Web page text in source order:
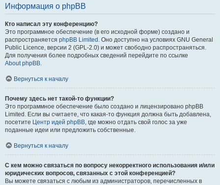
Информация о phpBB
Кто написал эту конференцию?
Это программное обеспечение (в его исходной форме) создано и
распространяется phpBB Limited . Оно доступно на условиях GNU General
Public Licence, версии 2 (GPL-2.0) и может свободно распространяться.
Для получения более подробных сведений перейдите по ссылке
About phpBB.
Вернуться к началу
Почему здесь нет такой-то функции?
Это программное обеспечение было создано и лицензировано phpBB
Limited. Если вы считаете, что какая-то функция должна быть добавлена,
посетите Центр идей phpBB, где можно отдать свой голос за уже
поданные идеи или предложить собственные.
Вернуться к началу
С кем можно связаться по вопросу некорректного использования и/или
юридических вопросов, связанных с этой конференцией?
Вы можете связаться с любым из администраторов, перечисленных в